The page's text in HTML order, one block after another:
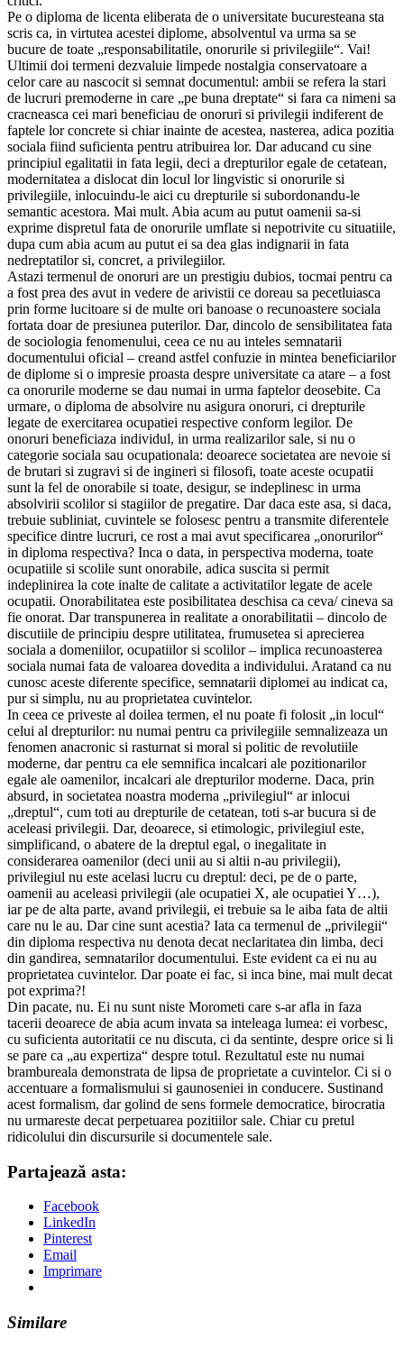
Pe o diploma de licenta eliberata de o universitate bucuresteana sta
scris ca, in virtutea acestei diplome, absolventul va urma sa se
bucure de toate „responsabilitatile, onorurile si privilegiile“. Vai!
Ultimii doi termeni dezvaluie limpede nostalgia conservatoare a
celor care au nascocit si semnat documentul: ambii se refera la stari
de lucruri premoderne in care „pe buna dreptate“ si fara ca nimeni sa
cracneasca cei mari beneficiau de onoruri si privilegii indiferent de
faptele lor concrete si chiar inainte de acestea, nasterea, adica pozitia
sociala fiind suficienta pentru atribuirea lor. Dar aducand cu sine
principiul egalitatii in fata legii, deci a drepturilor egale de cetatean,
modernitatea a dislocat din locul lor lingvistic si onorurile si
privilegiile, inlocuindu-le aici cu drepturile si subordonandu-le
semantic acestora. Mai mult. Abia acum au putut oamenii sa-si
exprime dispretul fata de onorurile umflate si nepotrivite cu situatiile,
dupa cum abia acum au putut ei sa dea glas indignarii in fata
nedreptatilor si, concret, a privilegiilor.
Astazi termenul de onoruri are un prestigiu dubios, tocmai pentru ca
a fost prea des avut in vedere de arivistii ce doreau sa pecetluiasca
prin forme lucitoare si de multe ori banoase o recunoastere sociala
fortata doar de presiunea puterilor. Dar, dincolo de sensibilitatea fata
de sociologia fenomenului, ceea ce nu au inteles semnatarii
documentului oficial – creand astfel confuzie in mintea beneficiarilor
de diplome si o impresie proasta despre universitate ca atare – a fost
ca onorurile moderne se dau numai in urma faptelor deosebite. Ca
urmare, o diploma de absolvire nu asigura onoruri, ci drepturile
legate de exercitarea ocupatiei respective conform legilor. De
onoruri beneficiaza individul, in urma realizarilor sale, si nu o
categorie sociala sau ocupationala: deoarece societatea are nevoie si
de brutari si zugravi si de ingineri si filosofi, toate aceste ocupatii
sunt la fel de onorabile si toate, desigur, se indeplinesc in urma
absolvirii scolilor si stagiilor de pregatire. Dar daca este asa, si daca,
trebuie subliniat, cuvintele se folosesc pentru a transmite diferentele
specifice dintre lucruri, ce rost a mai avut specificarea „onorurilor“
in diploma respectiva? Inca o data, in perspectiva moderna, toate
ocupatiile si scolile sunt onorabile, adica suscita si permit
indeplinirea la cote inalte de calitate a activitatilor legate de acele
ocupatii. Onorabilitatea este posibilitatea deschisa ca ceva/ cineva sa
fie onorat. Dar transpunerea in realitate a onorabilitatii – dincolo de
discutiile de principiu despre utilitatea, frumusetea si aprecierea
sociala a domeniilor, ocupatiilor si scolilor – implica recunoasterea
sociala numai fata de valoarea dovedita a individului. Aratand ca nu
cunosc aceste diferente specifice, semnatarii diplomei au indicat ca,
pur si simplu, nu au proprietatea cuvintelor.
In ceea ce priveste al doilea termen, el nu poate fi folosit „in locul“
celui al drepturilor: nu numai pentru ca privilegiile semnalizeaza un
fenomen anacronic si rasturnat si moral si politic de revolutiile
moderne, dar pentru ca ele semnifica incalcari ale pozitionarilor
egale ale oamenilor, incalcari ale drepturilor moderne. Daca, prin
absurd, in societatea noastra moderna „privilegiul“ ar inlocui
„dreptul“, cum toti au drepturile de cetatean, toti s-ar bucura si de
aceleasi privilegii. Dar, deoarece, si etimologic, privilegiul este,
simplificand, o abatere de la dreptul egal, o inegalitate in
considerarea oamenilor (deci unii au si altii n-au privilegii),
privilegiul nu este acelasi lucru cu dreptul: deci, pe de o parte,
oamenii au aceleasi privilegii (ale ocupatiei X, ale ocupatiei Y…),
iar pe de alta parte, avand privilegii, ei trebuie sa le aiba fata de altii
care nu le au. Dar cine sunt acestia? Iata ca termenul de „privilegii“
din diploma respectiva nu denota decat neclaritatea din limba, deci
din gandirea, semnatarilor documentului. Este evident ca ei nu au
proprietatea cuvintelor. Dar poate ei fac, si inca bine, mai mult decat
pot exprima?!
Din pacate, nu. Ei nu sunt niste Morometi care s-ar afla in faza
tacerii deoarece de abia acum invata sa inteleaga lumea: ei vorbesc,
cu suficienta autoritatii ce nu discuta, ci da sentinte, despre orice si li
se pare ca „au expertiza“ despre totul. Rezultatul este nu numai
brambureala demonstrata de lipsa de proprietate a cuvintelor. Ci si o
accentuare a formalismului si gaunoseniei in conducere. Sustinand
acest formalism, dar golind de sens formele democratice, birocratia
nu urmareste decat perpetuarea pozitiilor sale. Chiar cu pretul
ridicolului din discursurile si documentele sale.
Partajează asta:
Facebook
LinkedIn
Pinterest
Email
Imprimare
Similare